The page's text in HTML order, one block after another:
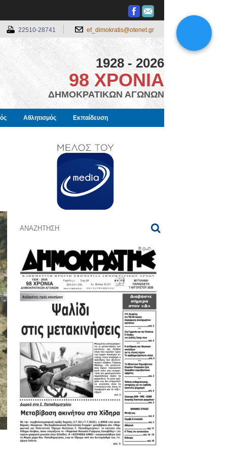
22510-28741 ef_dimokratis@otenet.gr
1928 - 2026
98 ΧΡΟΝΙΑ
ΔΗΜΟΚΡΑΤΙΚΩΝ ΑΓΩΝΩΝ
Αθλητισμός Εκπαίδευση